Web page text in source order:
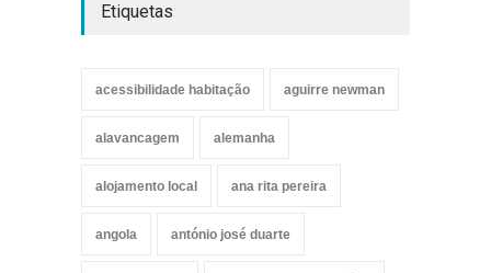
Etiquetas
acessibilidade habitação aguirre newman
alavancagem alemanha
alojamento local ana rita pereira
angola antónio josé duarte